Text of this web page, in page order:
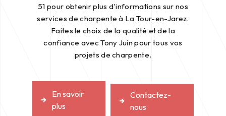
51 pour obtenir plus d'informations sur nos
services de charpente à La Tour-en-Jarez.
Faites le choix de la qualité et de la
confiance avec Tony Juin pour tous vos
projets de charpente.
En savoir
plus
Contactez-
nous